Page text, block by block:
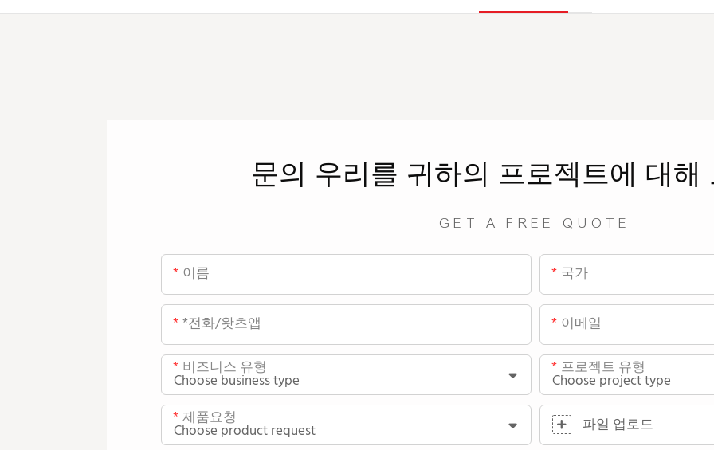
문의 우리를 귀하의 프로젝트에 대해
GET A FREE QUOTE
이름 국가
*전화/왓츠앱 이메일
비즈니스 유형 프로젝트 유형
제품요청 파일 업로드